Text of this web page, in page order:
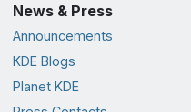
News & Press
Announcements
KDE Blogs
Planet KDE